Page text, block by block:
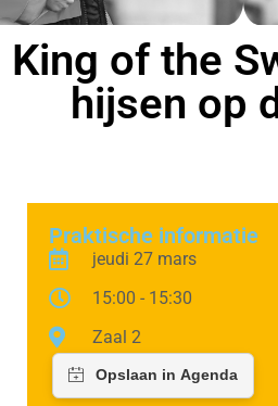
King of the
hijsen op
Praktische informatie
jeudi 27 mars
15:00 - 15:30
Zaal 2